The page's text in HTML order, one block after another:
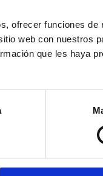
ofrecer funciones de
web con nuestros
que les haya